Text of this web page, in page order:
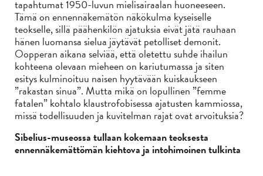
tapahtumat 1950-luvun mielisairaalan huoneeseen.
Tämä on ennennäkemätön näkökulma kyseiselle
teokselle, sillä päähenkilön ajatuksia eivät jätä rauhaan
hänen luomansa sielua jäytävät petolliset demonit.
Oopperan aikana selviää, että oletettu suhde ihailun
kohteena olevaan mieheen on kariutumassa ja siten
esitys kulminoituu naisen hyytävään kuiskaukseen
”rakastan sinua”. Mutta mikä on lopullinen ”femme
fatalen” kohtalo klaustrofobisessa ajatusten kammiossa,
missä todellisuuden ja kuvitelman rajat ovat arvoituksia?
Sibelius-museossa tullaan kokemaan teoksesta
ennennäkemättömän kiehtova ja intohimoinen tulkinta